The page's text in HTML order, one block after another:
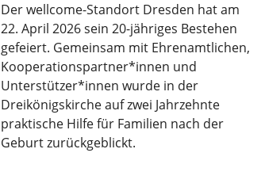
Der wellcome-Standort Dresden hat am
22. April 2026 sein 20-jähriges Bestehen
gefeiert. Gemeinsam mit Ehrenamtlichen,
Kooperationspartner*innen und
Unterstützer*innen wurde in der
Dreikönigskirche auf zwei Jahrzehnte
praktische Hilfe für Familien nach der
Geburt zurückgeblickt.